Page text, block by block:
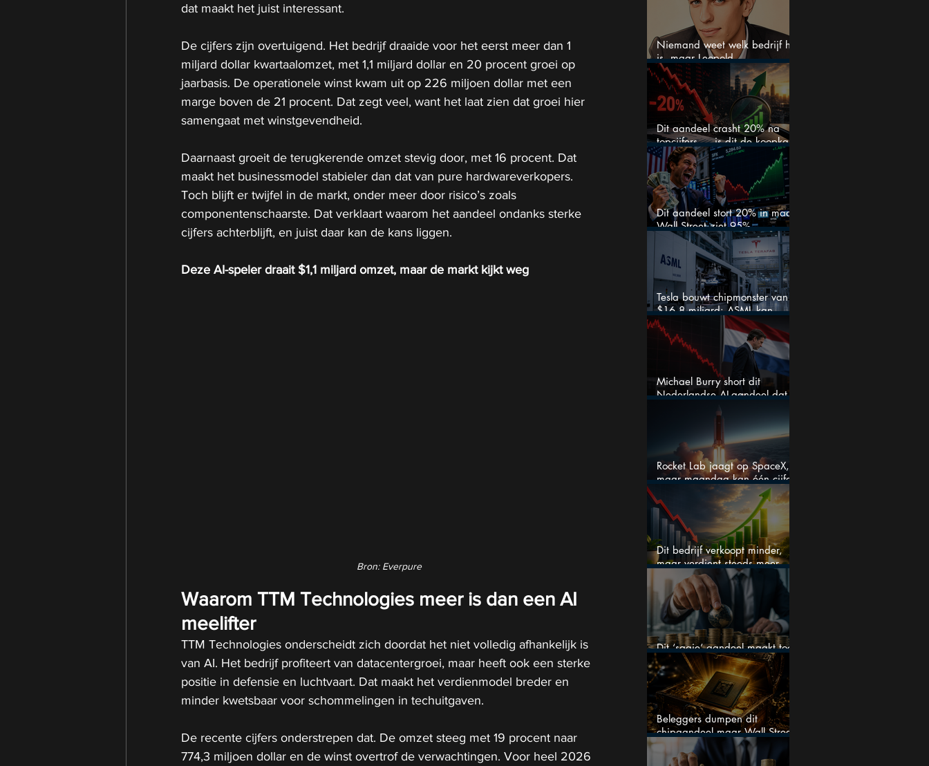
dat maakt het juist interessant.
De cijfers zijn overtuigend. Het bedrijf draaide voor het eerst meer dan 1
miljard dollar kwartaalomzet, met 1,1 miljard dollar en 20 procent groei op
jaarbasis. De operationele winst kwam uit op 226 miljoen dollar met een
marge boven de 21 procent. Dat zegt veel, want het laat zien dat groei hier
samengaat met winstgevendheid.
Daarnaast groeit de terugkerende omzet stevig door, met 16 procent. Dat
maakt het businessmodel stabieler dan dat van pure hardwareverkopers.
Toch blijft er twijfel in de markt, onder meer door risico’s zoals
componentenschaarste. Dat verklaart waarom het aandeel ondanks sterke
cijfers achterblijft, en juist daar kan de kans liggen.
Deze AI-speler draait $1,1 miljard omzet, maar de markt kijkt weg
Bron: Everpure
Waarom TTM Technologies meer is dan een AI
meelifter
TTM Technologies onderscheidt zich doordat het niet volledig afhankelijk is
van AI. Het bedrijf profiteert van datacentergroei, maar heeft ook een sterke
positie in defensie en luchtvaart. Dat maakt het verdienmodel breder en
minder kwetsbaar voor schommelingen in techuitgaven.
De recente cijfers onderstrepen dat. De omzet steeg met 19 procent naar
774,3 miljoen dollar en de winst overtrof de verwachtingen. Voor heel 2026
Niemand weet welk bedrijf het
is, maar Leopold
Aschenbrenner zet er nu $500
miljoen op
Dit aandeel crasht 20% na
topcijfers — is dit de koopkans
waar beleggers op wachtten?
Dit aandeel stort 20% in maar
Wall Street ziet 95%
koerspotentieel
Tesla bouwt chipmonster van
$16,8 miljard: ASML kan
grote winnaar worden
Michael Burry short dit
Nederlandse AI-aandeel dat
maar liefst 684% groeit
Rocket Lab jaagt op SpaceX,
maar maandag kan één cijfer
de droom doorprikken?
Dit bedrijf verkoopt minder,
maar verdient steeds meer —
hoe lang kan dit sprookje
doorgaan?
Dit ‘saaie’ aandeel maakt toch
bizar veel winst
Beleggers dumpen dit
chipaandeel maar Wall Street
ziet een zeldzame koopkans